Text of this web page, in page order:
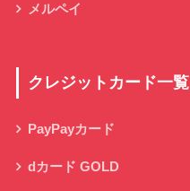
メルペイ
クレジットカード一覧
PayPayカード
dカード GOLD